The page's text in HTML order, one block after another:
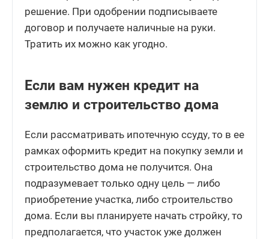
решение. При одобрении подписываете
договор и получаете наличные на руки.
Тратить их можно как угодно.
Если вам нужен кредит на
землю и строительство дома
Если рассматривать ипотечную ссуду, то в ее
рамках оформить кредит на покупку земли и
строительство дома не получится. Она
подразумевает только одну цель — либо
приобретение участка, либо строительство
дома. Если вы планируете начать стройку, то
предполагается, что участок уже должен